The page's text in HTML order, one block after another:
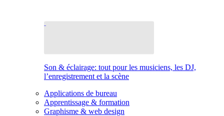
Son & éclairage: tout pour les musiciens, les DJ,
l’enregistrement et la scène
Applications de bureau
Apprentissage & formation
Graphisme & web design